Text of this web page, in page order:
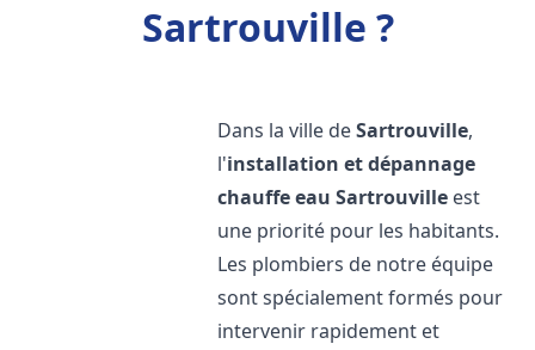
Sartrouville ?
Dans la ville deSartrouville,
l'installation et dépannage
chauffe eau Sartrouville est
une priorité pour les habitants.
Les plombiers de notre équipe
sont spécialement formés pour
intervenir rapidement et